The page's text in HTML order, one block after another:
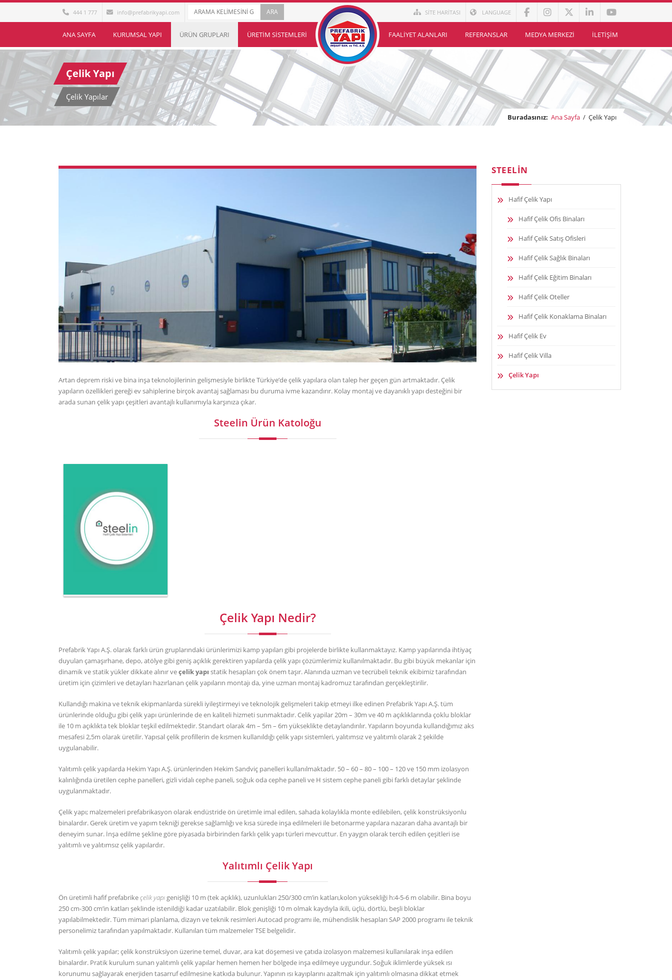
444 1 777 info@prefabrikyapi.com SİTE HARİTASI LANGUAGE
ANA SAYFA KURUMSAL YAPI ÜRÜN GRUPLARI ÜRETIM SISTEMLERI FAALIYET ALANLARI REFERANSLAR MEDYA MERKEZI İLETIŞIM
Çelik Yapı
Çelik Yapılar
Buradasınız: Ana Sayfa / Çelik Yapı
Artan deprem riski ve bina inşa teknolojilerinin gelişmesiyle birlikte Türkiye’de çelik yapılara olan talep her geçen gün artmaktadır. Çelik
yapıların özellikleri gereği ev sahiplerine birçok avantaj sağlaması bu duruma ivme kazandırır. Kolay montaj ve dayanıklı yapı desteğini bir
arada sunan çelik yapı çeşitleri avantajlı kullanımıyla karşınıza çıkar.
Steelin Ürün Katoloğu
Çelik Yapı Nedir?
Prefabrik Yapı A.Ş. olarak farklı ürün gruplarındaki ürünlerimizi kamp yapıları gibi projelerde birlikte kullanmaktayız. Kamp yapılarında ihtiyaç
duyulan çamaşırhane, depo, atölye gibi geniş açıklık gerektiren yapılarda çelik yapı çözümlerimiz kullanılmaktadır. Bu gibi büyük mekanlar için
dinamik ve statik yükler dikkate alınır veçelik yapı statik hesapları çok önem taşır. Alanında uzman ve tecrübeli teknik ekibimiz tarafından
üretim için çizimleri ve detayları hazırlanan çelik yapıların montajı da, yine uzman montaj kadromuz tarafından gerçekleştirilir.
Kullandığı makina ve teknik ekipmanlarda sürekli iyileştirmeyi ve teknolojik gelişmeleri takip etmeyi ilke edinen Prefabrik Yapı A.Ş. tüm
ürünlerinde olduğu gibi çelik yapı ürünlerinde de en kaliteli hizmeti sunmaktadır. Celik yapilar 20m – 30m ve 40 m açıklıklarında çoklu bloklar
ile 10 m açıklıkta tek bloklar teşkil edilmektedir. Standart olarak 4m – 5m – 6m yükseklikte detaylandırılır. Yapıların boyunda kullandığımız aks
mesafesi 2,5m olarak üretilir. Yapısal çelik profillerin de kısmen kullanıldığı çelik yapı sistemleri, yalıtımsız ve yalıtımlı olarak 2 şekilde
uygulanabilir.
Yalıtımlı çelik yapılarda Hekim Yapı A.Ş. ürünlerinden Hekim Sandviç panelleri kullanılmaktadır. 50 – 60 – 80 – 100 – 120 ve 150 mm izolasyon
kalınlığında üretilen cephe panelleri, gizli vidalı cephe paneli, soğuk oda cephe paneli ve H sistem cephe paneli gibi farklı detaylar şeklinde
uygulanmaktadır.
Çelik yapı; malzemeleri prefabrikasyon olarak endüstride ön üretimle imal edilen, sahada kolaylıkla monte edilebilen, çelik konstrüksiyonlu
binalardır. Gerek üretim ve yapım tekniği gerekse sağlamlığı ve kısa sürede inşa edilmeleri ile betonarme yapılara nazaran daha avantajlı bir
deneyim sunar. İnşa edilme şekline göre piyasada birbirinden farklı çelik yapı türleri mevcuttur. En yaygın olarak tercih edilen çeşitleri ise
yalıtımlı ve yalıtımsız çelik yapılardır.
Yalıtımlı Çelik Yapı
Ön üretimli hafif prefabrikeçelik yapı genişliği 10 m (tek açıklık), uzunlukları 250/300 cm’in katları,kolon yüksekliği h:4-5-6 m olabilir. Bina boyu
250 cm-300 cm’in katları şeklinde istenildiği kadar uzatılabilir. Blok genişliği 10 m olmak kaydıyla ikili, üçlü, dörtlü, beşli bloklar
yapılabilmektedir. Tüm mimari planlama, dizayn ve teknik resimleri Autocad programı ile, mühendislik hesapları SAP 2000 programı ile teknik
personelimiz tarafından yapılmaktadır. Kullanılan tüm malzemeler TSE belgelidir.
Yalıtımlı çelik yapılar; çelik konstrüksiyon üzerine temel, duvar, ara kat döşemesi ve çatıda izolasyon malzemesi kullanılarak inşa edilen
binalardır. Pratik kurulum sunan yalıtımlı çelik yapılar hemen hemen her bölgede inşa edilmeye uygundur. Soğuk iklimlerde yüksek ısı
korunumu sağlayarak enerjiden tasarruf edilmesine katkıda bulunur. Yapının ısı kayıplarını azaltmak için yalıtımlı olmasına dikkat etmek
STEELIN
Hafif Çelik Yapı
Hafif Çelik Ofis Binaları
Hafif Çelik Satış Ofisleri
Hafif Çelik Sağlık Binaları
Hafif Çelik Eğitim Binaları
Hafif Çelik Oteller
Hafif Çelik Konaklama Binaları
Hafif Çelik Ev
Hafif Çelik Villa
Çelik Yapı